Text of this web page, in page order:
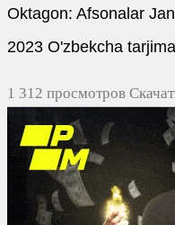
Oktagon: Afsonalar
2023 O'zbekcha
1 312 просмотров
yuklash